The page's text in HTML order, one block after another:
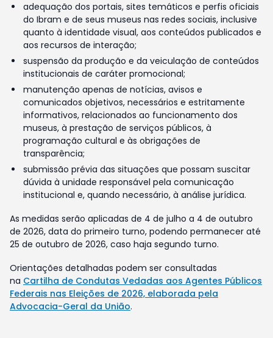
adequação dos portais, sites temáticos e perfis oficiais
do Ibram e de seus museus nas redes sociais, inclusive
quanto à identidade visual, aos conteúdos publicados e
aos recursos de interação;
suspensão da produção e da veiculação de conteúdos
institucionais de caráter promocional;
manutenção apenas de notícias, avisos e
comunicados objetivos, necessários e estritamente
informativos, relacionados ao funcionamento dos
museus, à prestação de serviços públicos, à
programação cultural e às obrigações de
transparência;
submissão prévia das situações que possam suscitar
dúvida à unidade responsável pela comunicação
institucional e, quando necessário, à análise jurídica.
As medidas serão aplicadas de 4 de julho a 4 de outubro
de 2026, data do primeiro turno, podendo permanecer até
25 de outubro de 2026, caso haja segundo turno.
Orientações detalhadas podem ser consultadas
na Cartilha de Condutas Vedadas aos Agentes Públicos
Federais nas Eleições de 2026, elaborada pela
Advocacia-Geral da União.